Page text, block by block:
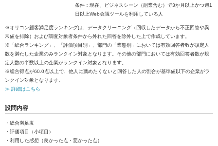
条件：現在、ビジネスシーン（副業含む）で3か月以上かつ週1
日以上Web会議ツールを利用している人
※オリコン顧客満足度ランキングは、データクリーニング（回収したデータから不正回答や異
常値を排除）および調査対象者条件から外れた回答を除外した上で作成しています。
※「総合ランキング」、「評価項目別」、部門の「業態別」においては有効回答者数が規定人
数を満たした企業のみランクイン対象となります。その他の部門においては有効回答者数が規
定人数の半数以上の企業がランクイン対象となります。
※総合得点が60.0点以上で、他人に薦めたくないと回答した人の割合が基準値以下の企業がラ
ンクイン対象となります。
≫ 詳細はこちら
設問内容
・総合満足度
・評価項目（小項目）
・利用した感想（良かった点・悪かった点）